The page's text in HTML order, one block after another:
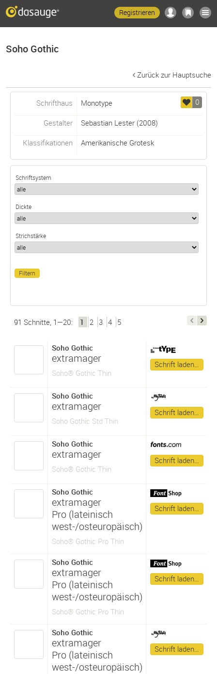
Registrieren
Soho Gothic
Zurück zur Hauptsuche
0
Schrifthaus Monotype
Gestalter Sebastian Lester(2008)
Klassifikationen Amerikanische Grotesk
Schriftsystem
Dickte
Strichstärke
91 Schnitte, 1—20: 1 2 3 4 5
Soho Gothic
extramager
Soho® Gothic Thin
Schrift laden…
Soho Gothic
extramager
Soho Gothic Std Thin
Schrift laden…
Soho Gothic
extramager
Soho® Gothic Thin
Schrift laden…
Soho Gothic
extramager
Pro (lateinisch
west-/osteuropäisch)
Soho® Gothic Pro Thin
Schrift laden…
Soho Gothic
extramager
Pro (lateinisch
west-/osteuropäisch)
Soho® Gothic Pro Thin
Schrift laden…
Soho Gothic
extramager
Pro (lateinisch
west-/osteuropäisch)
Schrift laden…